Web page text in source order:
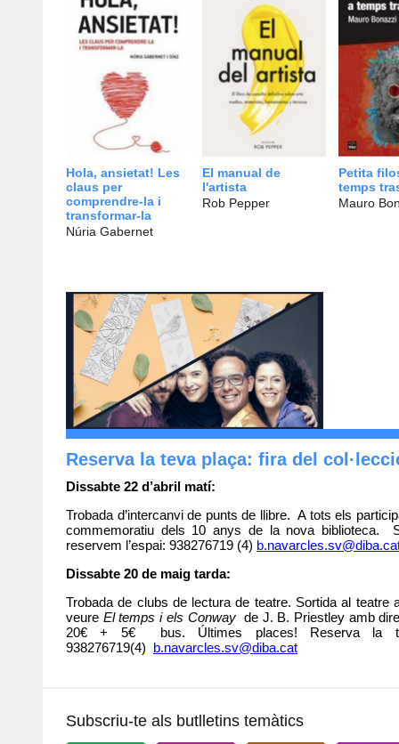
Hola, ansietat! Les
claus per
comprendre-la i
transformar-la
Núria Gabernet
El manual de
l'artista
Rob Pepper
Petita
temps
Mauro
Reserva la teva plaça: fira del
Dissabte 22 d’abril matí:
Trobada d’intercanvi de punts de llibre. A tots els
commemoratiu dels 10 anys de la nova biblioteca.
reservem l’espai: 938276719 (4)
Dissabte 20 de maig tarda:
Trobada de clubs de lectura de teatre. Sortida al teatre
veure El temps i els Conwayde J. B. Priestley amb
20€ + 5€ bus. Últimes places! Reserva la
938276719(4) b.navarcles.sv@diba.cat
Subscriu-te als butlletins temàtics